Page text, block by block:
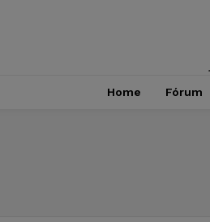
Home Fórum